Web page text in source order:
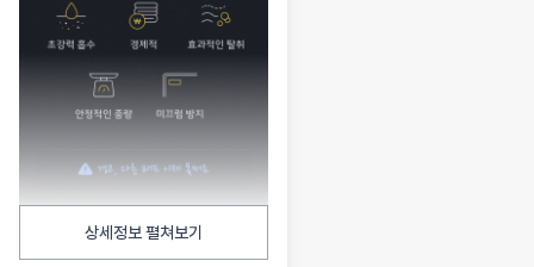
상세정보 펼쳐보기